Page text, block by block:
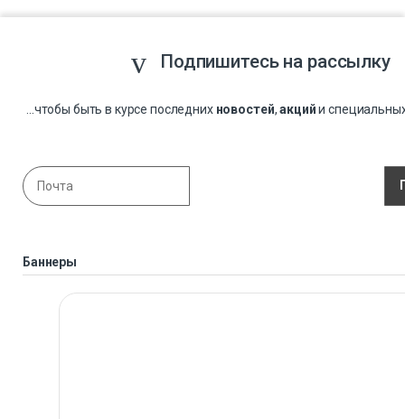
Подпишитесь на рассылку
...чтобы быть в курсе последних новостей,акцийи
Баннеры